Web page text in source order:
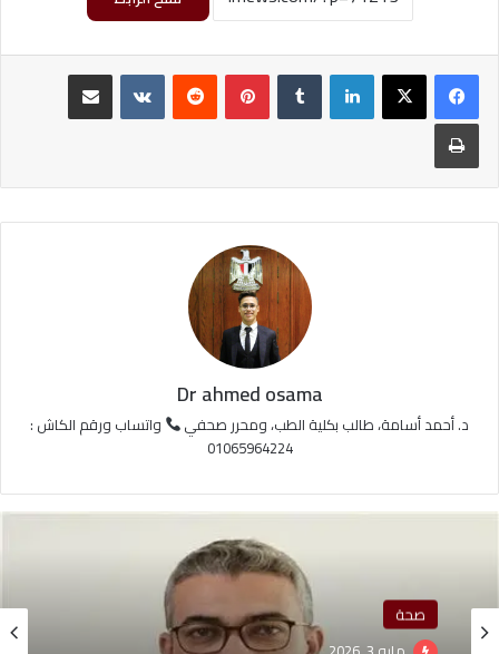
لينكدإن بينتيريست
طباعة
Dr ahmed osama
د. أحمد أسامة، طالب بكلية الطب، ومحرر صحفي
واتساب ورقم الكاش :
01065964224
صحة